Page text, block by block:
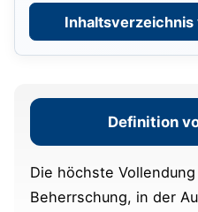
Gründe für
Vermeintlicher
Angst, Fehler zu
Definition
Die höchste
Beherrschung, in der